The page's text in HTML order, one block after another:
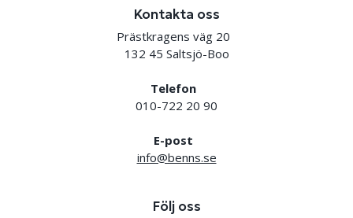
Kontakta oss
Prästkragens väg 20
132 45 Saltsjö-Boo
Telefon
010-722 20 90
E-post
info@benns.se
Följ oss